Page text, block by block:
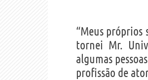
“Meus próprios
tornei Mr.
algumas
profissão de